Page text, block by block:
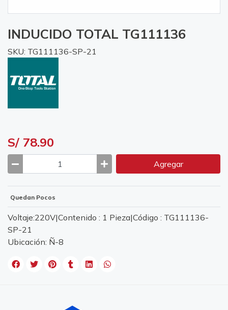
INDUCIDO TOTAL TG111136
SKU: TG111136-SP-21
S/ 78.90
Agregar
Quedan Pocos
Voltaje:220V|Contenido : 1 Pieza|Código : TG111136-
SP-21
Ubicación: Ñ-8